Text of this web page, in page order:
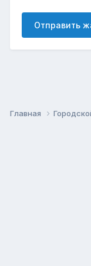
Отправить
Главная